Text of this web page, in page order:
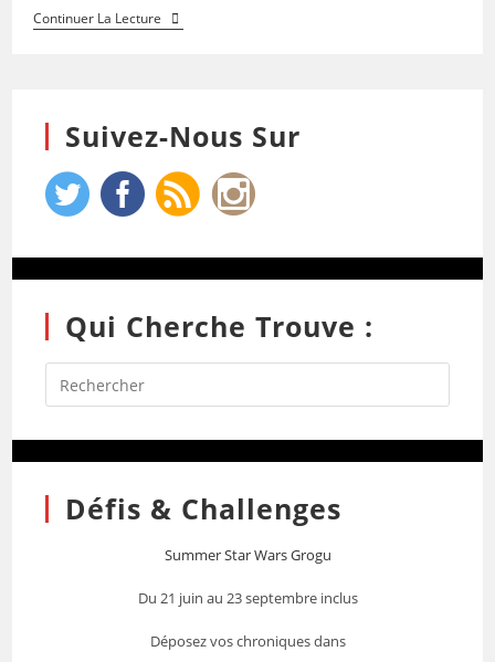
Continuer La Lecture
Suivez-Nous Sur
Qui Cherche Trouve :
Défis & Challenges
Summer Star Wars Grogu
Du 21 juin au 23 septembre inclus
Déposez vos chroniques dans